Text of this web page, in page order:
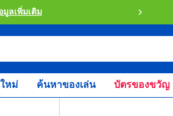
มูลเพิ่มเติม
หม่ ค้นหาของเล่น บัตรของขวัญ